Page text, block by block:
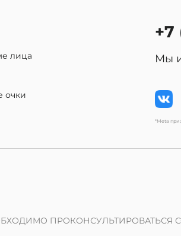
лица
очки
+7
Мы
*Meta
ПРОКОНСУЛЬТИРОВАТЬСЯ